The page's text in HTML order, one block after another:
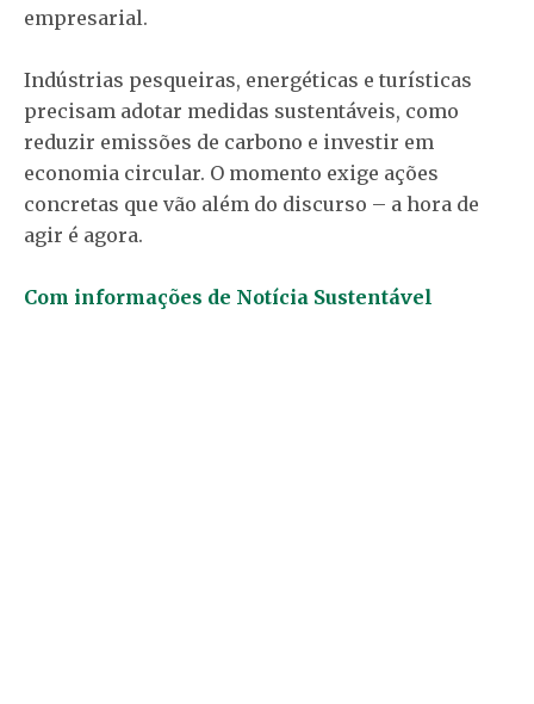
empresarial.
Indústrias pesqueiras, energéticas e turísticas
precisam adotar medidas sustentáveis, como
reduzir emissões de carbono e investir em
economia circular. O momento exige ações
concretas que vão além do discurso – a hora de
agir é agora.
Com informações de Notícia Sustentável